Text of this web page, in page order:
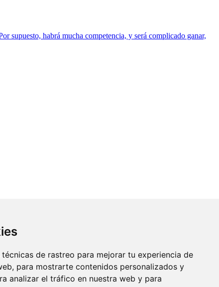
de rastreo para mejorar tu experiencia de
para mostrarte contenidos personalizados y
analizar el tráfico en nuestra web y para
supuesto, habrá mucha competencia, y será complicado ganar,